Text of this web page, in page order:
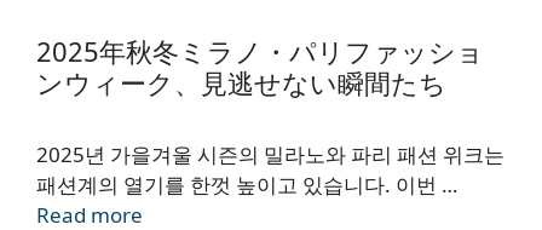
2025年秋冬ミラノ・パリファッショ
ンウィーク、見逃せない瞬間たち
2025년 가을겨울 시즌의 밀라노와 파리 패션 위크는
패션계의 열기를 한껏 높이고 있습니다. 이번 …
Read more